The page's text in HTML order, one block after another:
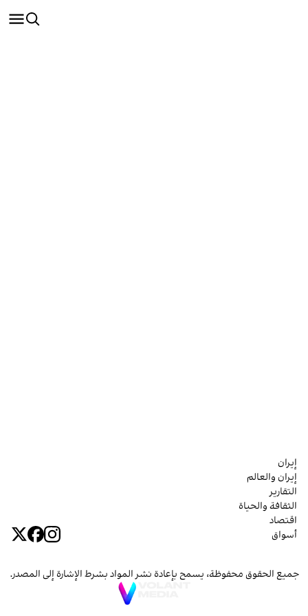
إيران
إيران والعالم
التقارير
الثقافة والحياة
اقتصاد
أسواق
جميع الحقوق محفوظة، يسمح بإعادة نشر المواد بشرط الإشارة إلى المصدر.